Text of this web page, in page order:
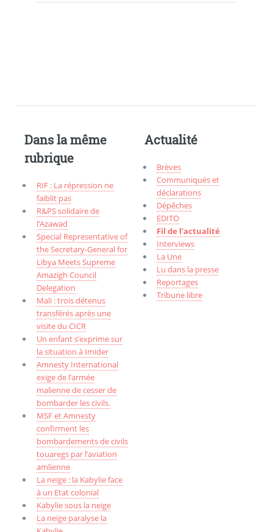
Dans la même
rubrique
RIF : La répression ne
faiblit pas
R&PS solidaire de
l’Azawad
Special Representative of
the Secretary-General for
Libya Meets Supreme
Amazigh Council
Delegation
Mali : trois détenus
transférés après une
visite du CICR
Un enfant s’exprime sur
la situation à Imider
Amnesty International
exige de l’armée
malienne de cesser de
bombarder les civils.
MSF et Amnesty
confirment les
bombardements de civils
touaregs par l’aviation
amlienne
La neige : la Kabylie face
à un Etat colonial
Kabylie sous la neige
La neige paralyse la
Actualité
Brèves
Communiqués et
déclarations
Dépêches
EDITO
Fil de l’actualité
Interviews
La Une
Lu dans la presse
Reportages
Tribune libre